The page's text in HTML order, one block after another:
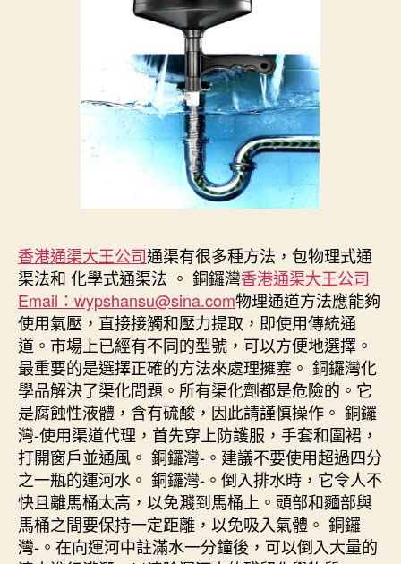
香港通渠大王公司通渠有很多種方法，包物理式通
渠法和 化學式通渠法 。 銅鑼灣香港通渠大王公司
Email：wypshansu@sina.com物理通道方法應能夠
使用氣壓，直接接觸和壓力提取，即使用傳統通
道。市場上已經有不同的型號，可以方便地選擇。
最重要的是選擇正確的方法來處理擁塞。 銅鑼灣化
學品解決了渠化問題。所有渠化劑都是危險的。它
是腐蝕性液體，含有硫酸，因此請謹慎操作。 銅鑼
灣-使用渠道代理，首先穿上防護服，手套和圍裙，
打開窗戶並通風。 銅鑼灣-。建議不要使用超過四分
之一瓶的運河水。 銅鑼灣-。倒入排水時，它令人不
快且離馬桶太高，以免濺到馬桶上。頭部和麵部與
馬桶之間要保持一定距離，以免吸入氣體。 銅鑼
灣-。在向運河中註滿水一分鐘後，可以倒入大量的